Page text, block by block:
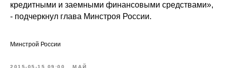
кредитными и заемными финансовыми средствами»,
- подчеркнул глава Минстроя России.
Минстрой России
2015-05-15 09:00 МАЙ